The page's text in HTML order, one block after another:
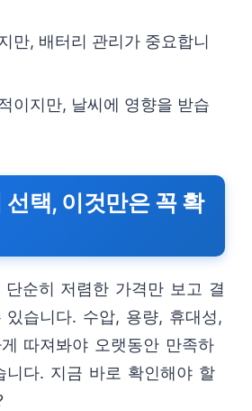
만, 배터리 관리가 중요합니
이지만, 날씨에 영향을 받습
택, 이것만은 꼭 확
순히 저렴한 가격만 보고 결
있습니다. 수압, 용량, 휴대성,
따져봐야 오랫동안 만족하
니다. 지금 바로 확인해야 할